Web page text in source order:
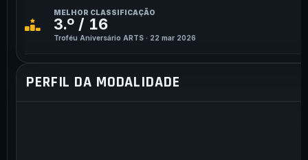
MELHOR CLASSIFICAÇÃO
3.º / 16
Troféu Aniversário ARTS · 22 mar 2026
PERFIL DA MODALIDADE